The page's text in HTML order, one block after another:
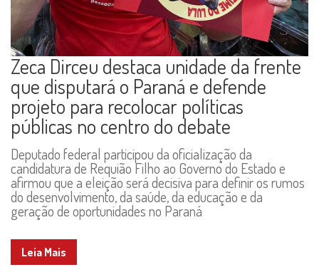
Zeca Dirceu destaca unidade da frente
que disputará o Paraná e defende
projeto para recolocar políticas
públicas no centro do debate
Deputado federal participou da oficialização da
candidatura de Requião Filho ao Governo do Estado e
afirmou que a eleição será decisiva para definir os rumos
do desenvolvimento, da saúde, da educação e da
geração de oportunidades no Paraná
Leia Mais